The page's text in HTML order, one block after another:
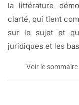
la littérature
clarté, qui tient
sur le sujet et
juridiques et les
Voir le sommaire